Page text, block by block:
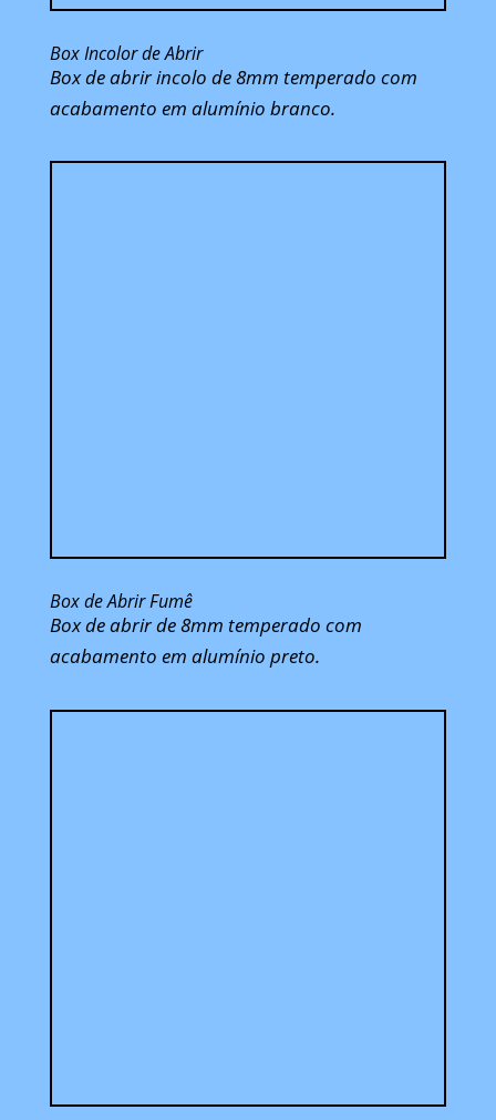
Box Incolor de Abrir
Box de abrir incolo de 8mm temperado com
acabamento em alumínio branco.
Box de Abrir Fumê
Box de abrir de 8mm temperado com
acabamento em alumínio preto.